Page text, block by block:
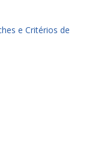
e Critérios de